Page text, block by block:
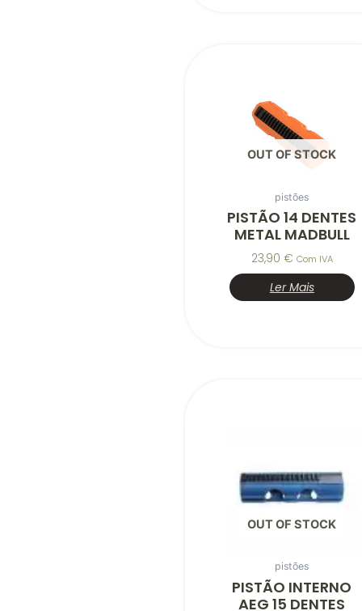
OUT OF STOCK
pistões
PISTÃO 14 DENTES
METAL MADBULL
23,90 € Com IVA
Ler Mais
OUT OF STOCK
pistões
PISTÃO INTERNO
AEG 15 DENTES